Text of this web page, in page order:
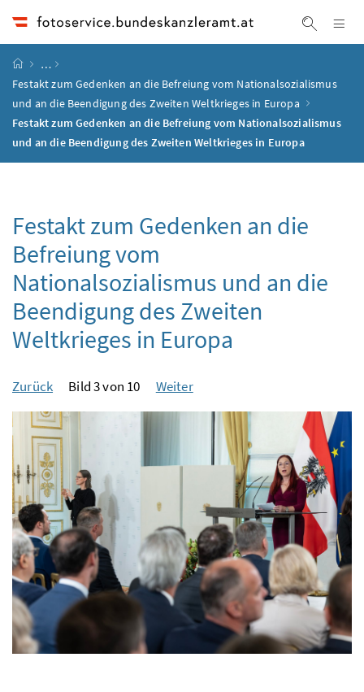
Suche
Startseite
…
Festakt zum Gedenken an die Befreiung vom Nationalsozialismus
und an die Beendigung des Zweiten Weltkrieges in Europa
Festakt zum Gedenken an die Befreiung vom Nationalsozialismus
und an die Beendigung des Zweiten Weltkrieges in Europa
Festakt zum Gedenken an die
Befreiung vom
Nationalsozialismus und an die
Beendigung des Zweiten
Weltkrieges in Europa
Zurück Bild 3 von 10 Weiter